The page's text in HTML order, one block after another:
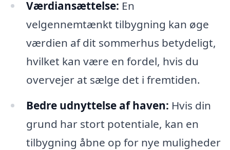
Værdiansættelse: En
velgennemtænkt tilbygning kan øge
værdien af dit sommerhus betydeligt,
hvilket kan være en fordel, hvis du
overvejer at sælge det i fremtiden.
Bedre udnyttelse af haven: Hvis din
grund har stort potentiale, kan en
tilbygning åbne op for nye muligheder